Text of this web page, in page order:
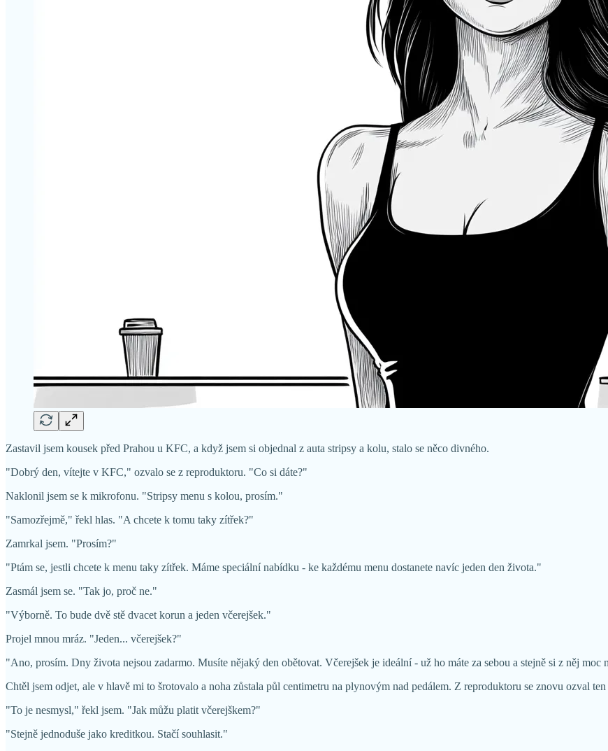
Zastavil jsem kousek před Prahou u KFC, a když jsem si objednal z auta stripsy a kolu, stalo se něco divného.
"Dobrý den, vítejte v KFC," ozvalo se z reproduktoru. "Co si dáte?"
Naklonil jsem se k mikrofonu. "Stripsy menu s kolou, prosím."
"Samozřejmě," řekl hlas. "A chcete k tomu taky zítřek?"
Zamrkal jsem. "Prosím?"
"Ptám se, jestli chcete k menu taky zítřek. Máme speciální nabídku - ke každému menu dostanete navíc jeden den života."
Zasmál jsem se. "Tak jo, proč ne."
"Výborně. To bude dvě stě dvacet korun a jeden včerejšek."
Projel mnou mráz. "Jeden... včerejšek?"
"Ano, prosím. Dny života nejsou zadarmo. Musíte nějaký den obětovat. Včerejšek je ideální - už ho máte za sebou a stejně si z něj moc
Chtěl jsem odjet, ale v hlavě mi to šrotovalo a noha zůstala půl centimetru na plynovým nad pedálem. Z reproduktoru se znovu ozval
"To je nesmysl," řekl jsem. "Jak můžu platit včerejškem?"
"Stejně jednoduše jako kreditkou. Stačí souhlasit."